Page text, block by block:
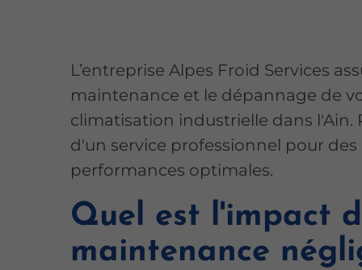
L’entreprise Alpes Froid Services
maintenance et le dépannage de
climatisation industrielle dans l'Ain.
d'un service professionnel pour des
performances optimales.
Quel est l'impact
maintenance